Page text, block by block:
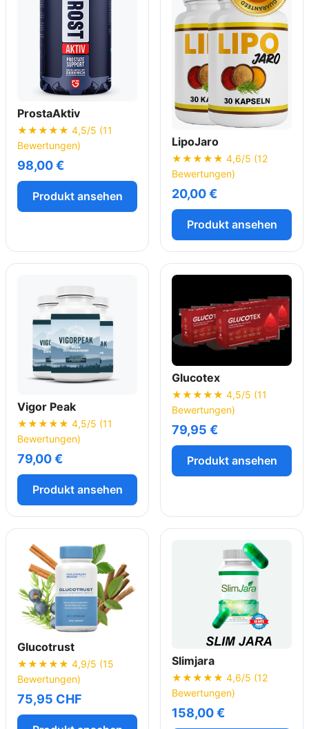
ProstaAktiv
★★★★★ 4,5/5 (11
Bewertungen)
98,00 €
Produkt ansehen
LipoJaro
★★★★★ 4,6/5 (12
Bewertungen)
20,00 €
Produkt ansehen
Vigor Peak
★★★★★ 4,5/5 (11
Bewertungen)
79,00 €
Produkt ansehen
Glucotex
★★★★★ 4,5/5 (11
Bewertungen)
79,95 €
Produkt ansehen
Glucotrust
★★★★★ 4,9/5 (15
Bewertungen)
75,95 CHF
Slimjara
★★★★★ 4,6/5 (12
Bewertungen)
158,00 €